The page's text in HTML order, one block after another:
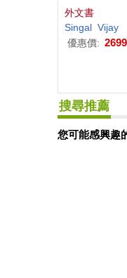
ket
Risk
外文書
Singal Vijay
優惠價: 2699
搜尋推薦
您可能感興趣